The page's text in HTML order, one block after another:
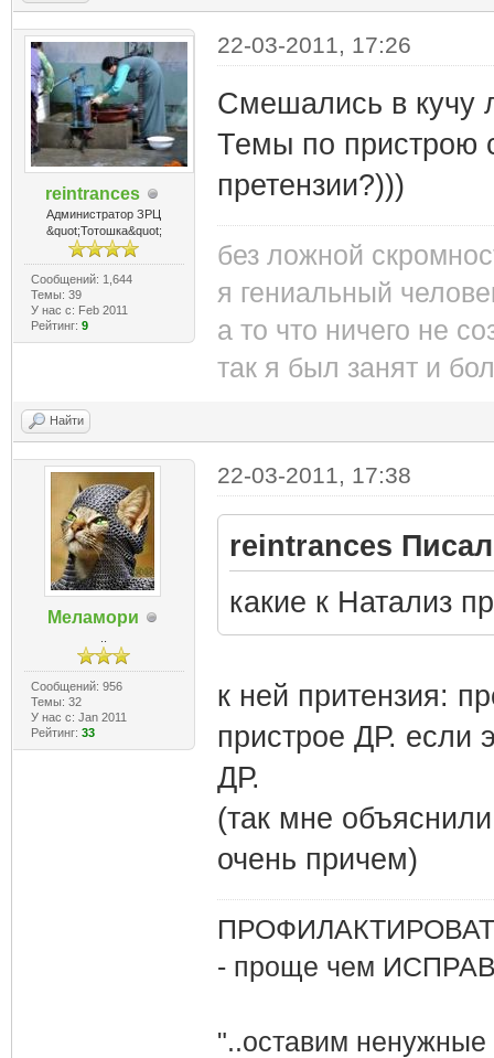
reintrances
Администратор ЗРЦ
&quot;Тотошка&quot;
Сообщений: 1,644
Темы: 39
У нас с: Feb 2011
Рейтинг: 9
22-03-2011, 17:26
Смешались в кучу
Темы по пристрою
претензии?)))
без ложной
я гениальный
а то что ничего не
так я был занят и
Найти
Меламори
Сообщений: 956
Темы: 32
У нас с: Jan 2011
Рейтинг: 33
22-03-2011, 17:38
reintrances
какие к Натализ
к ней притензия:
пристрое ДР. если
ДР.
(так мне
очень причем)
- проще чем
"..оставим